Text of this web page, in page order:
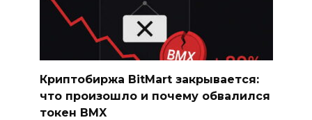
Криптобиржа BitMart закрывается:
что произошло и почему обвалился
токен BMX